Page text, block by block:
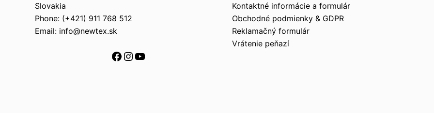
Slovakia
Phone: (+421) 911 768 512
Email: info@newtex.sk
Kontaktné informácie a formulár
Obchodné podmienky & GDPR
Reklamačný formulár
Vrátenie peňazí